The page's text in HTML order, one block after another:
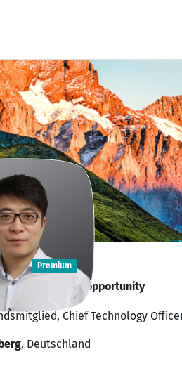
Premium
a new interest opportunity
Chief Technology
, Deutschland